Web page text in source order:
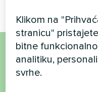
Želite
Klikom na
stranicu"
bitne
analitiku,
svrhe.